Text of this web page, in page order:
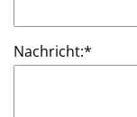
Nachricht:*